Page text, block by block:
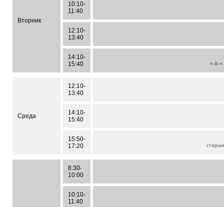
Вторник
10:10-
11:40
12:10-
13:40
14:10-
15:40
Среда
12:10-
13:40
14:10-
15:40
15:50-
17:20
8:30-
10:00
10:10-
11:40